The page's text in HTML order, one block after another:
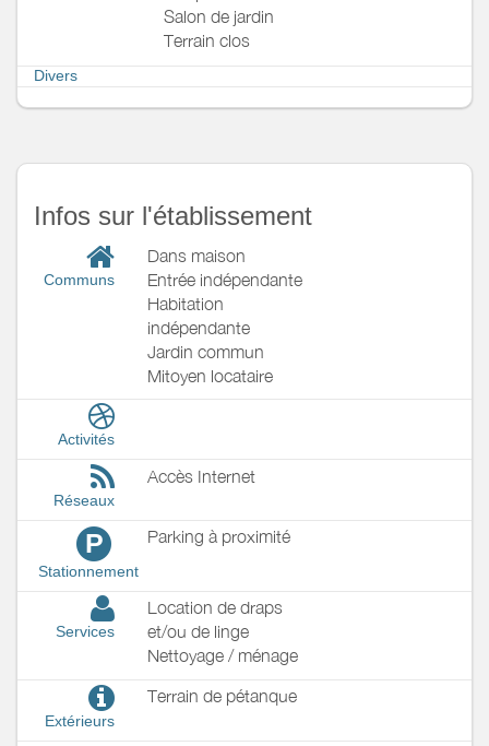
Salon de jardin
Terrain clos
Divers
Infos sur l'établissement
Communs
Dans maison
Entrée indépendante
Habitation
indépendante
Jardin commun
Mitoyen locataire
Activités
Réseaux
Accès Internet
P
Stationnement
Parking à proximité
Services
Location de draps
et/ou de linge
Nettoyage / ménage
Extérieurs
Terrain de pétanque